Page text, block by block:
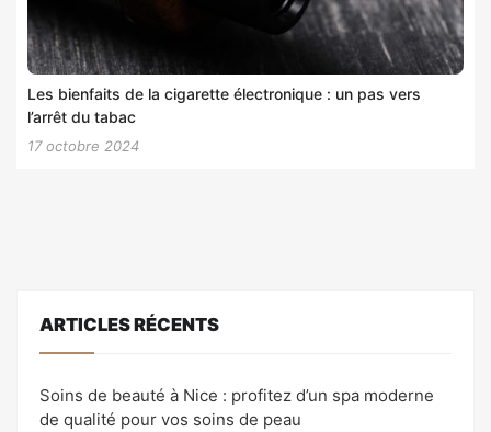
Les bienfaits de la cigarette électronique : un pas vers
l’arrêt du tabac
17 octobre 2024
ARTICLES RÉCENTS
Soins de beauté à Nice : profitez d’un spa moderne
de qualité pour vos soins de peau